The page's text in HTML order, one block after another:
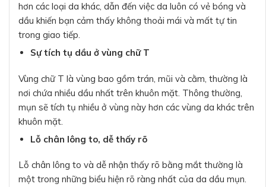
hơn các loại da khác, dẫn đến việc da luôn có vẻ bóng và
dầu khiến bạn cảm thấy không thoải mái và mất tự tin
trong giao tiếp.
Sự tích tụ dầu ở vùng chữ T
Vùng chữ T là vùng bao gồm trán, mũi và cằm, thường là
nơi chứa nhiều dầu nhất trên khuôn mặt. Thông thường,
mụn sẽ tích tụ nhiều ở vùng này hơn các vùng da khác trên
khuôn mặt.
Lỗ chân lông to, dễ thấy rõ
Lỗ chân lông to và dễ nhận thấy rõ bằng mắt thường là
một trong những biểu hiện rõ ràng nhất của da dầu mụn.